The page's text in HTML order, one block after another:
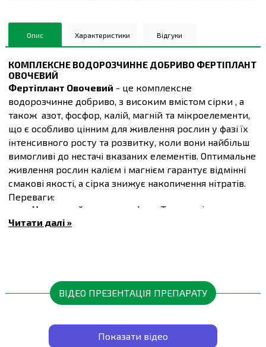
Опис Характеристики Відгуки
КОМПЛЕКСНЕ ВОДОРОЗЧИННЕ ДОБРИВО ФЕРТІПЛАНТ
ОВОЧЕВИЙ
Фертіплант Овочевий - це комплексне
водорозчинне добриво, з високим вмістом сірки , а
також азот, фосфор, калій, магній та мікроелементи,
що є особливо цінним для живлення рослин у фазі їх
інтенсивного росту та розвитку, коли вони найбільш
вимогливі до нестачі вказаних елементів. Оптимальне
живлення рослин калієм і магнієм гарантує відмінні
смакові якості, а сірка знижує накопичення нітратів.
Переваги:
Надзвичайна розчинність:
Технологія ультра-
тонкого помолу гарантує швидке та 100%
Широкий спектр застосування: Підходить для
підживлення овочів, фруктів, ягід, картоплі та
Тривалий термін зберігання:Тришарова
упаковка з поліетилену захищає продукт від
вологи та інших факторів навколишнього
Читати далі »
ВІДЕО ПРЕЗЕНТАЦІЯ ПРЕПАРАТУ
Показати відео